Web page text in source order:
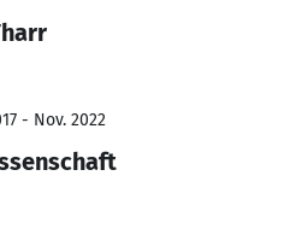
- Nov. 2022